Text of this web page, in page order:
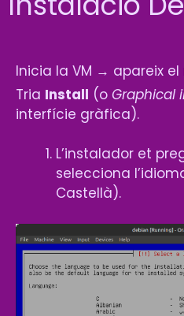
Inicia la VM → apareix el
Tria Install (o Graphical
interfície gràfica).
L’instalador et
selecciona
Castellà).